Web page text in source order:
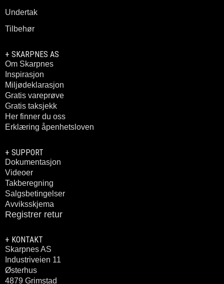
Undertak
Tilbehør
+ SKARPNES AS
Om Skarpnes
Inspirasjon
Miljødeklarasjon
Gratis vareprøve
Gratis taksjekk
Her finner du oss
Erklæring åpenhetsloven
+ SUPPORT
Dokumentasjon
Videoer
Takberegning
Salgsbetingelser
Avviksskjema
Registrer retur
+ KONTAKT
Skarpnes AS
Industriveien 11
Østerhus
4879 Grimstad